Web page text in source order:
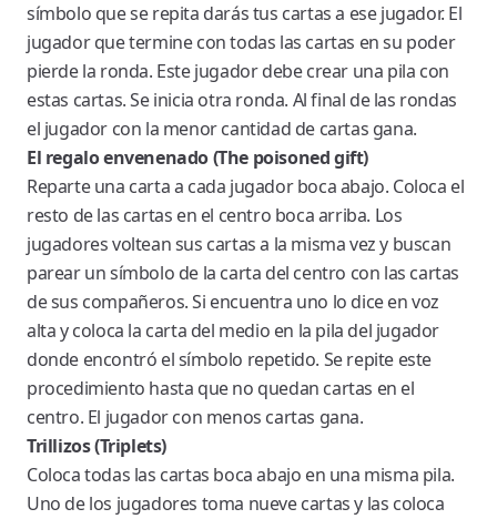
símbolo que se repita darás tus cartas a ese jugador. El
jugador que termine con todas las cartas en su poder
pierde la ronda. Este jugador debe crear una pila con
estas cartas. Se inicia otra ronda. Al final de las rondas
el jugador con la menor cantidad de cartas gana.
El regalo envenenado (The poisoned gift)
Reparte una carta a cada jugador boca abajo. Coloca el
resto de las cartas en el centro boca arriba. Los
jugadores voltean sus cartas a la misma vez y buscan
parear un símbolo de la carta del centro con las cartas
de sus compañeros. Si encuentra uno lo dice en voz
alta y coloca la carta del medio en la pila del jugador
donde encontró el símbolo repetido. Se repite este
procedimiento hasta que no quedan cartas en el
centro. El jugador con menos cartas gana.
Trillizos (Triplets)
Coloca todas las cartas boca abajo en una misma pila.
Uno de los jugadores toma nueve cartas y las coloca